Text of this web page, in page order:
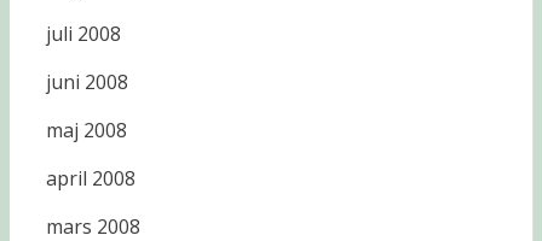
juli 2008
juni 2008
maj 2008
april 2008
mars 2008